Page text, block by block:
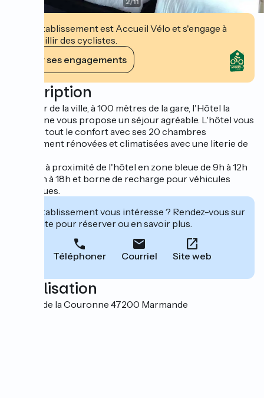
Cet établissement est Accueil Vélo et s'engage à
accueillir des cyclistes.
Voir ses engagements
Description
Au cœur de la ville, à 100 mètres de la gare, l'Hôtel la
Couronne vous propose un séjour agréable. L'hôtel vous
garantit tout le confort avec ses 20 chambres
entièrement rénovées et climatisées avec une literie de
Parking à proximité de l'hôtel en zone bleue de 9h à 12h
et de 14h à 18h et borne de recharge pour véhicules
électriques.
Cet établissement vous intéresse ? Rendez-vous sur
leur site pour réserver ou en savoir plus.
Téléphoner Courriel Site web
Localisation
2 Place de la Couronne 47200 Marmande